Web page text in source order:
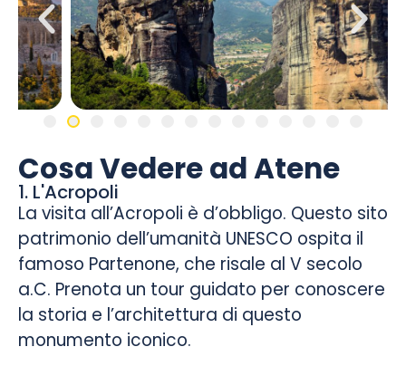
Cosa Vedere ad Atene
1. L'Acropoli
La visita all’Acropoli è d’obbligo. Questo sito
patrimonio dell’umanità UNESCO ospita il
famoso Partenone, che risale al V secolo
a.C. Prenota un tour guidato per conoscere
la storia e l’architettura di questo
monumento iconico.